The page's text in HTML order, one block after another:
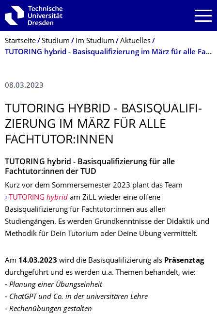
Zur Hauptnavigation springen
Zur Suche springen
Zum Inhalt springen
Breadcrumb-Menü
Startseite Studium Im Studium
Aktuelles
TUTORING hybrid - Basisqualifizierung im März für alle Fachtutor:innen
08.03.2023
TUTORING HYBRID - BASISQUALIFI­
ZIERUNG IM MÄRZ FÜR ALLE
FACHTUTOR:INNEN
TUTORING hybrid - Basisqualifizierung für alle
Fachtutor:innen der TUD
Kurz vor dem Sommersemester 2023 plant das Team
TUTORING hybridam ZiLL wieder eine offene
Basisqualifizierung für Fachtutor:innen aus allen
Studiengängen. Es werden Grundkenntnisse der Didaktik und
Methodik für Dein Tutorium oder Deine Übung vermittelt.
Am 14.03.2023 wird die Basisqualifizierung als Präsenztag
durchgeführt und es werden u.a. Themen behandelt, wie:
- Planung einer Übungseinheit
- ChatGPT und Co. in der universitären Lehre
- Rechenübungen gestalten